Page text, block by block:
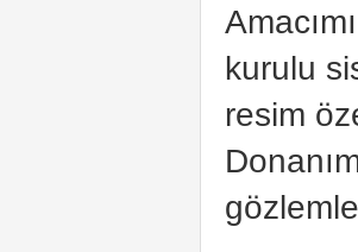
kurulu
resim